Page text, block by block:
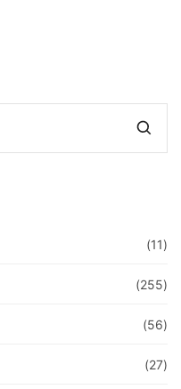
(11)
(255)
(56)
(27)